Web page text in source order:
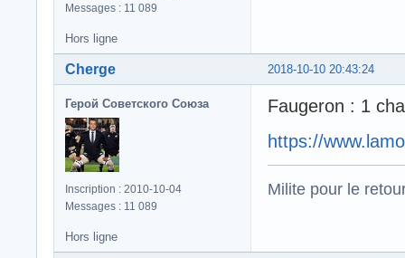
Messages : 11 089
Hors ligne
2018-10-10 20:43:24
Cherge
Герой Советского Союза
Inscription : 2010-10-04
Messages : 11 089
Faugeron : 1
https://
Milite pour le
Hors ligne